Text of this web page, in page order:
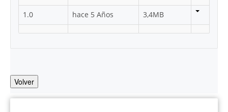
1.0
hace 5 Años 3,4MB
Volver